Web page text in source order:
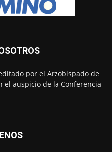
por el Arzobispado de
el auspicio de la Conferencia